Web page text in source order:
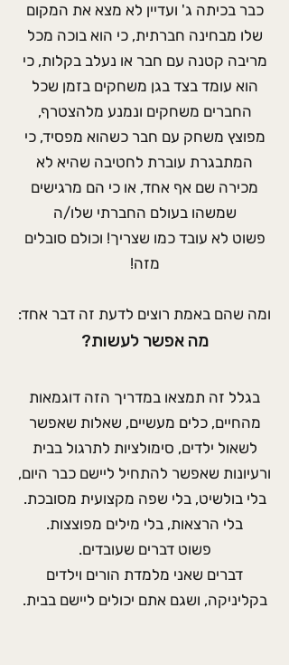
כבר בכיתה ג' ועדיין לא מצא את המקום
שלו מבחינה חברתית, כי הוא בוכה מכל
מריבה קטנה עם חבר או נעלב בקלות, כי
הוא עומד בצד בגן משחקים בזמן שכל
החברים משחקים ונמנע מלהצטרף,
מפוצץ משחק עם חבר כשהוא מפסיד, כי
המתבגרת עוברת לחטיבה שהיא לא
מכירה שם אף אחד, או כי הם מרגישים
שמשהו בעולם החברתי שלו/ה
פשוט לא עובד כמו שצריך! וכולם סובלים
מזה!
ומה שהם באמת רוצים לדעת זה דבר אחד:
מה אפשר לעשות?
בגלל זה תמצאו במדריך הזה דוגמאות
מהחיים, כלים מעשיים, שאלות שאפשר
לשאול ילדים, סימולציות לתרגול בבית
ורעיונות שאפשר להתחיל ליישם כבר היום,
בלי בולשיט, בלי שפה מקצועית מסובכת.
בלי הרצאות, בלי מילים מפוצצות.
פשוט דברים שעובדים.
דברים שאני מלמדת הורים וילדים
בקליניקה, ושגם אתם יכולים ליישם בבית.